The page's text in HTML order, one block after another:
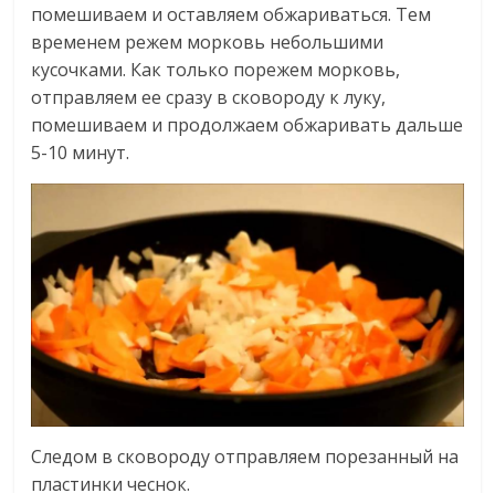
помешиваем и оставляем обжариваться. Тем
временем режем морковь небольшими
кусочками. Как только порежем морковь,
отправляем ее сразу в сковороду к луку,
помешиваем и продолжаем обжаривать дальше
5-10 минут.
Следом в сковороду отправляем порезанный на
пластинки чеснок.